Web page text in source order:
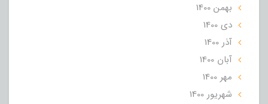
بهمن 1400
دی 1400
آذر 1400
آبان 1400
مهر 1400
شهریور 1400